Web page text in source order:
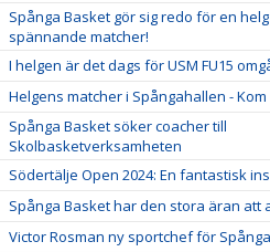
Spånga Basket gör sig redo för en
spännande matcher!
I helgen är det dags för USM FU15
Helgens matcher i Spångahallen - Kom
Spånga Basket söker coacher till
Skolbasketverksamheten
Södertälje Open 2024: En fantastisk
Spånga Basket har den stora äran att
Victor Rosman ny sportchef för